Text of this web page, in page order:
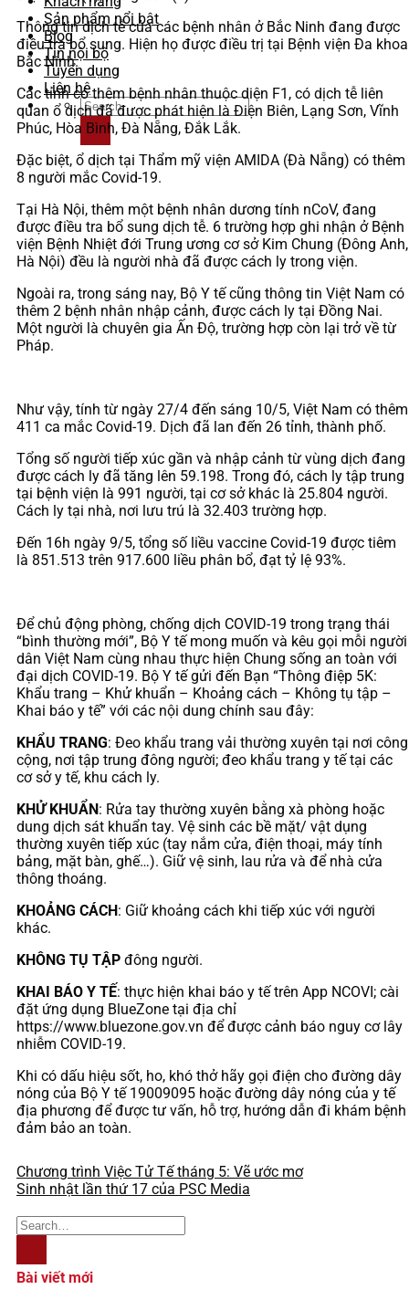
Sản phẩm nổi bật
Blog
Tin nội bộ
Tuyển dụng
Liên hệ
Thông tin dịch tễ của các bệnh nhân ở Bắc Ninh đang được
điều tra bổ sung. Hiện họ được điều trị tại Bệnh viện Đa khoa
Bắc Ninh.
Các tỉnh có thêm bệnh nhân thuộc diện F1, có dịch tễ liên
quan ổ dịch đã được phát hiện là Điện Biên, Lạng Sơn, Vĩnh
Phúc, Hòa Bình, Đà Nẵng, Đắk Lắk.
Đặc biệt, ổ dịch tại Thẩm mỹ viện AMIDA (Đà Nẵng) có thêm
8 người mắc Covid-19.
Tại Hà Nội, thêm một bệnh nhân dương tính nCoV, đang
được điều tra bổ sung dịch tễ. 6 trường hợp ghi nhận ở Bệnh
viện Bệnh Nhiệt đới Trung ương cơ sở Kim Chung (Đông Anh,
Hà Nội) đều là người nhà đã được cách ly trong viện.
Ngoài ra, trong sáng nay, Bộ Y tế cũng thông tin Việt Nam có
thêm 2 bệnh nhân nhập cảnh, được cách ly tại Đồng Nai.
Một người là chuyên gia Ấn Độ, trường hợp còn lại trở về từ
Pháp.
Như vậy, tính từ ngày 27/4 đến sáng 10/5, Việt Nam có thêm
411 ca mắc Covid-19. Dịch đã lan đến 26 tỉnh, thành phố.
Tổng số người tiếp xúc gần và nhập cảnh từ vùng dịch đang
được cách ly đã tăng lên 59.198. Trong đó, cách ly tập trung
tại bệnh viện là 991 người, tại cơ sở khác là 25.804 người.
Cách ly tại nhà, nơi lưu trú là 32.403 trường hợp.
Đến 16h ngày 9/5, tổng số liều vaccine Covid-19 được tiêm
là 851.513 trên 917.600 liều phân bổ, đạt tỷ lệ 93%.
Để chủ động phòng, chống dịch COVID-19 trong trạng thái
“bình thường mới”, Bộ Y tế mong muốn và kêu gọi mỗi người
dân Việt Nam cùng nhau thực hiện Chung sống an toàn với
đại dịch COVID-19. Bộ Y tế gửi đến Bạn “Thông điệp 5K:
Khẩu trang – Khử khuẩn – Khoảng cách – Không tụ tập –
Khai báo y tế” với các nội dung chính sau đây:
KHẨU TRANG: Đeo khẩu trang vải thường xuyên tại nơi công
cộng, nơi tập trung đông người; đeo khẩu trang y tế tại các
cơ sở y tế, khu cách ly.
KHỬ KHUẨN: Rửa tay thường xuyên bằng xà phòng hoặc
dung dịch sát khuẩn tay. Vệ sinh các bề mặt/ vật dụng
thường xuyên tiếp xúc (tay nắm cửa, điện thoại, máy tính
bảng, mặt bàn, ghế…). Giữ vệ sinh, lau rửa và để nhà cửa
thông thoáng.
KHOẢNG CÁCH: Giữ khoảng cách khi tiếp xúc với người
khác.
KHÔNG TỤ TẬP đông người.
KHAI BÁO Y TẾ: thực hiện khai báo y tế trên App NCOVI; cài
đặt ứng dụng BlueZone tại địa chỉ
https://www.bluezone.gov.vn để được cảnh báo nguy cơ lây
nhiễm COVID-19.
Khi có dấu hiệu sốt, ho, khó thở hãy gọi điện cho đường dây
nóng của Bộ Y tế 19009095 hoặc đường dây nóng của y tế
địa phương để được tư vấn, hỗ trợ, hướng dẫn đi khám bệnh
đảm bảo an toàn.
Chương trình Việc Tử Tế tháng 5: Vẽ ước mơ
Sinh nhật lần thứ 17 của PSC Media
Bài viết mới